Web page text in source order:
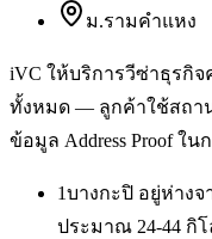
ม.รามคำแหง
iVC ให้บริการวีซ่าธุรกิจ
ทั้งหมด — ลูกค้าใช้สถา
ข้อมูล Address Proof ใน
1บางกะปิ อยู่ห่างจ
ประมาณ 24-44 กิ